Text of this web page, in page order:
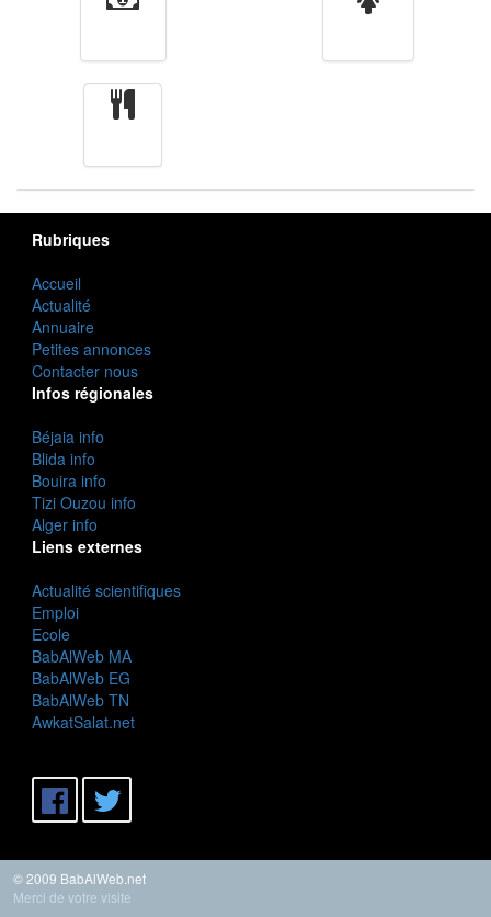
Rubriques
Accueil
Actualité
Annuaire
Petites annonces
Contacter nous
Infos régionales
Béjaia info
Blida info
Bouira info
Tizi Ouzou info
Alger info
Liens externes
Actualité scientifiques
Emploi
Ecole
BabAlWeb MA
BabAlWeb EG
BabAlWeb TN
AwkatSalat.net
© 2009 BabAlWeb.net
Merci de votre visite